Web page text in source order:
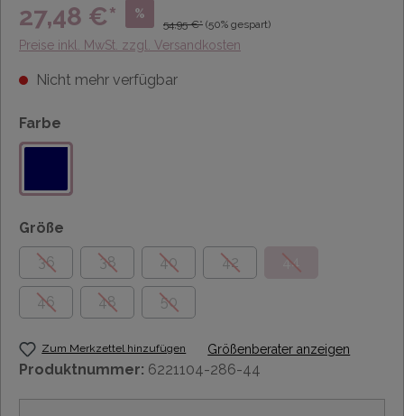
27,48 €* %
54,95 €* (50% gespart)
Preise inkl. MwSt. zzgl. Versandkosten
Nicht mehr verfügbar
Farbe
Größe
36
38 40 42 44
46 48 50
Zum Merkzettel hinzufügen Größenberater anzeigen
Produktnummer: 6221104-286-44